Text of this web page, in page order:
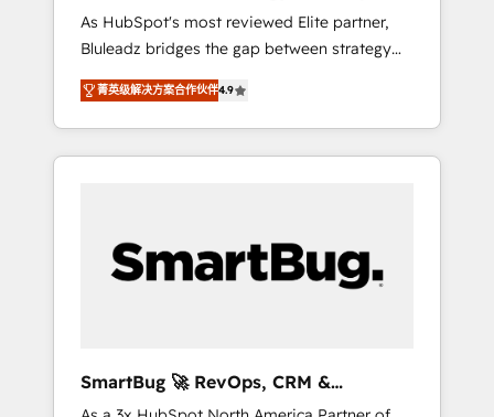
AI-FIRST- AI across customer-facing
operations to accelerate decisions,
streamline processes, and unlock efficiency
at scale. From predictive intelligence to
conversational AI, we turn data into action
and automation into competitive advantage.
Implementation
As HubSpot's most reviewed Elite partner,
Bluleadz bridges the gap between strategy
and execution. We don't just "set up tools" —
we install the GTM Operating System (GTM
OS) to align your leadership and engineer a
portal that drives predictable revenue
and Story to stop "accelerating a mess." ⚙️
Elite Engineering & AI Scalable Architecture:
agents, and high-integrity migrations for total
菁英级解决方案合作伙伴4.9
SmartBug 🚀 RevOps, CRM &
Integration Experts